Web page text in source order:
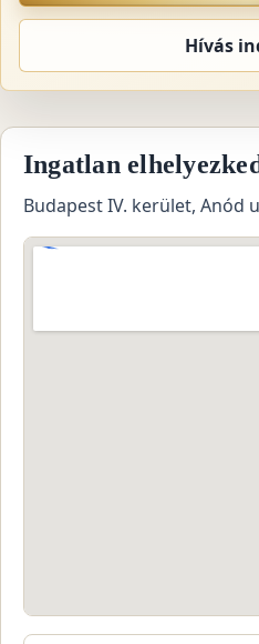
Hívás
Ingatlan
Budapest IV. kerület, Anód